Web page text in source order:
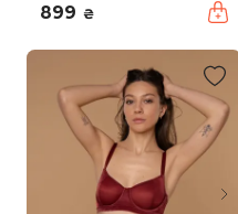
899 ₴